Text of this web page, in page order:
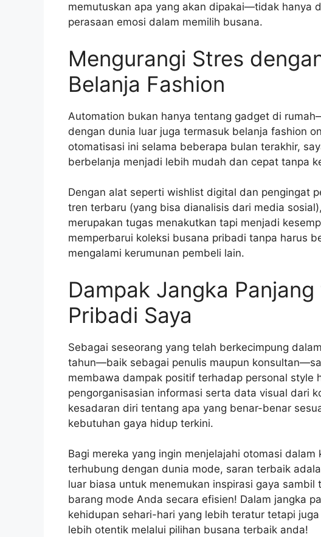
memutuskan apa yang akan dipakai—tidak hanya
perasaan emosi dalam memilih busana.
Mengurangi Stres
Belanja Fashion
Automation bukan hanya tentang gadget di
dengan dunia luar juga termasuk belanja fashion
otomatisasi ini selama beberapa bulan terakhir,
berbelanja menjadi lebih mudah dan cepat tanpa
Dengan alat seperti wishlist digital dan pengingat
tren terbaru (yang bisa dianalisis dari media
merupakan tugas menakutkan tapi menjadi
memperbarui koleksi busana pribadi tanpa harus
mengalami kerumunan pembeli lain.
Dampak Jangka
Pribadi Saya
Sebagai seseorang yang telah berkecimpung
tahun—baik sebagai penulis maupun
membawa dampak positif terhadap personal style
pengorganisasian informasi serta data visual dari
kesadaran diri tentang apa yang benar-benar
kebutuhan gaya hidup terkini.
Bagi mereka yang ingin menjelajahi otomasi
terhubung dengan dunia mode, saran terbaik
luar biasa untuk menemukan inspirasi gaya
barang mode Anda secara efisien! Dalam jangka
kehidupan sehari-hari yang lebih teratur tetapi
lebih otentik melalui pilihan busana terbaik anda!